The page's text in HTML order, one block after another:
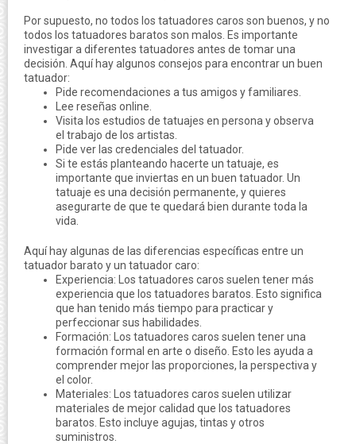
Por supuesto, no todos los tatuadores caros son buenos, y no
todos los tatuadores baratos son malos. Es importante
investigar a diferentes tatuadores antes de tomar una
decisión. Aquí hay algunos consejos para encontrar un buen
tatuador:
Pide recomendaciones a tus amigos y familiares.
Lee reseñas online.
Visita los estudios de tatuajes en persona y observa
el trabajo de los artistas.
Pide ver las credenciales del tatuador.
Si te estás planteando hacerte un tatuaje, es
importante que inviertas en un buen tatuador. Un
tatuaje es una decisión permanente, y quieres
asegurarte de que te quedará bien durante toda la
vida.
Aquí hay algunas de las diferencias específicas entre un
tatuador barato y un tatuador caro:
Experiencia: Los tatuadores caros suelen tener más
experiencia que los tatuadores baratos. Esto significa
que han tenido más tiempo para practicar y
perfeccionar sus habilidades.
Formación: Los tatuadores caros suelen tener una
formación formal en arte o diseño. Esto les ayuda a
comprender mejor las proporciones, la perspectiva y
el color.
Materiales: Los tatuadores caros suelen utilizar
materiales de mejor calidad que los tatuadores
baratos. Esto incluye agujas, tintas y otros
suministros.